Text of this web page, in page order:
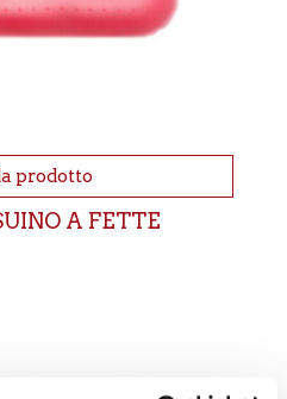
prodotto
A FETTE